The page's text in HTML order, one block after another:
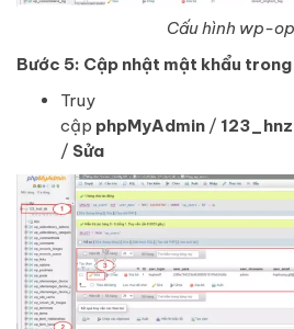
Cấu hình wp-
Bước 5: Cập nhật mật khẩu
Truy
cập phpMyAdmin /
/ Sửa